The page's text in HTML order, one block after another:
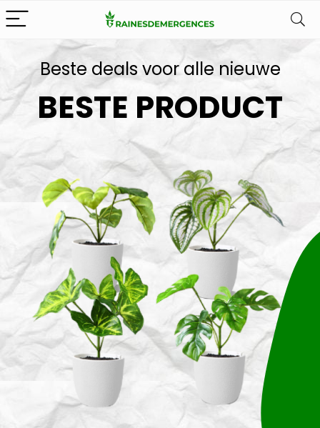
Beste deals voor alle nieuwe
BESTE PRODUCT